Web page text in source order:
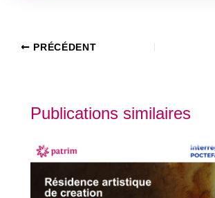
PRÉCÉDENT
Publications similaires